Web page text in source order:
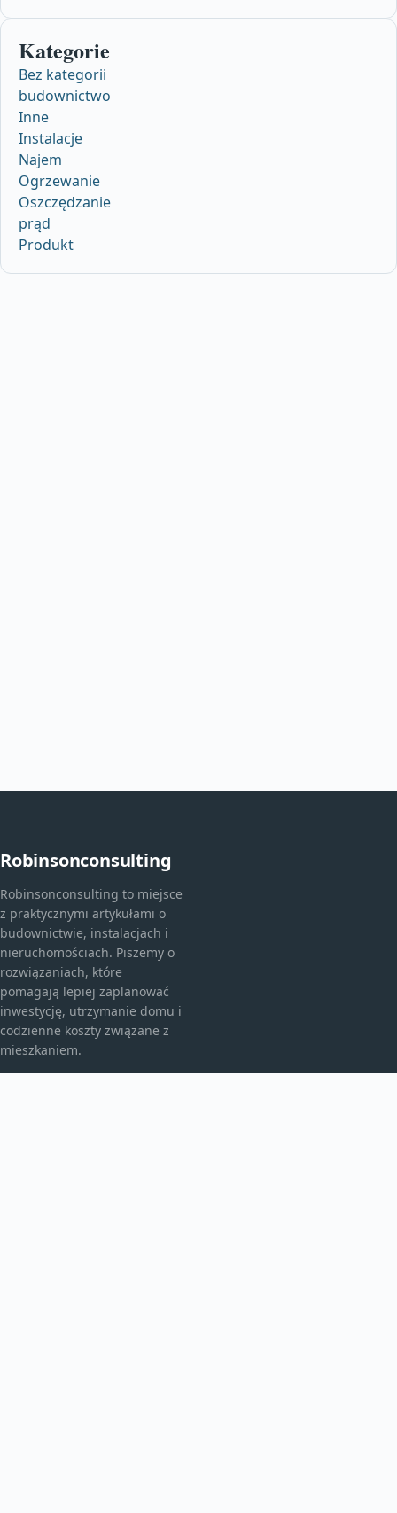
Kategorie
Bez kategorii
budownictwo
Inne
Instalacje
Najem
Ogrzewanie
Oszczędzanie
prąd
Produkt
Robinsonconsulting
Robinsonconsulting to miejsce
z praktycznymi artykułami o
budownictwie, instalacjach i
nieruchomościach. Piszemy o
rozwiązaniach, które
pomagają lepiej zaplanować
inwestycję, utrzymanie domu i
codzienne koszty związane z
mieszkaniem.